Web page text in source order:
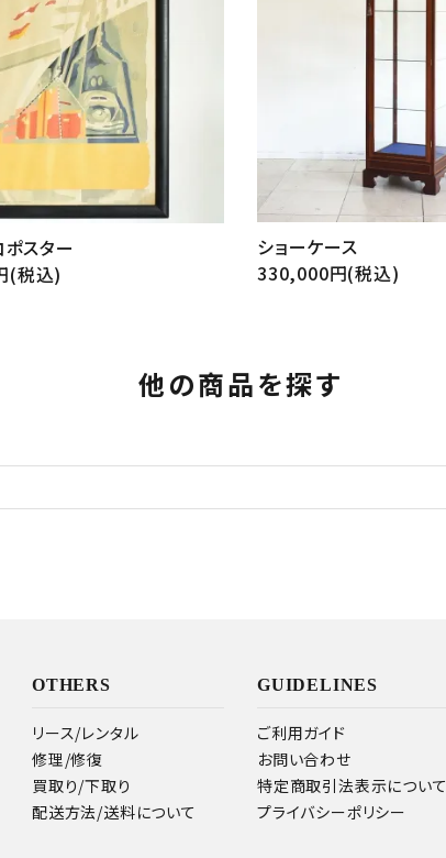
スター
(税込)
ショーケース
330,000円(税込)
他の商品を探す
OTHERS
リース/レンタル
修理/修復
買取り/下取り
配送方法/送料について
GUIDELINES
ご利用ガイド
お問い合わせ
特定商取引法表示について
プライバシーポリシー